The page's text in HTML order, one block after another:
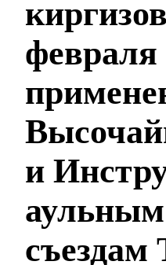
февраля
и
съездам